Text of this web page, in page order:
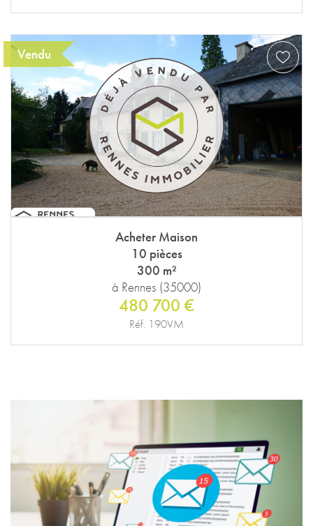
Vendu
Acheter Maison
10 pièces
300 m²
à Rennes (35000)
480 700 €
Réf. 190VM